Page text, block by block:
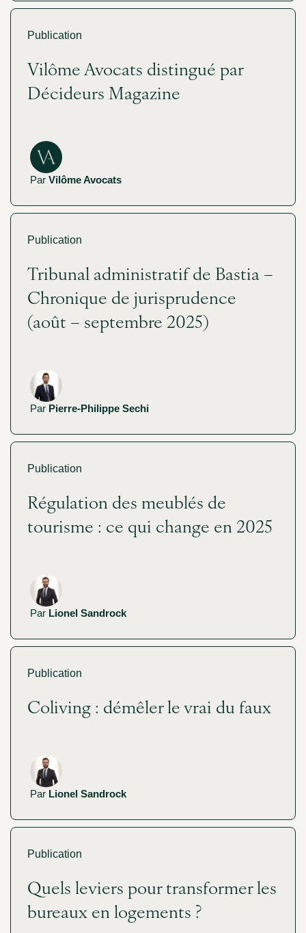
Publication
Vilôme Avocats distingué par
Décideurs Magazine
Par Vilôme Avocats
Publication
Tribunal administratif de Bastia –
Chronique de jurisprudence
(août – septembre 2025)
Par Pierre-Philippe Sechi
Publication
Régulation des meublés de
tourisme : ce qui change en 2025
Par Lionel Sandrock
Publication
Coliving : démêler le vrai du faux
Par Lionel Sandrock
Publication
Quels leviers pour transformer les
bureaux en logements ?